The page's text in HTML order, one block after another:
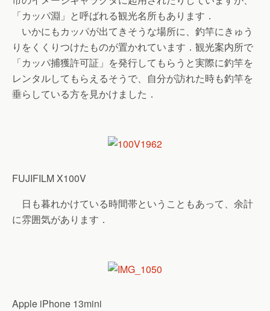
「カッパ淵」と呼ばれる観光名所もあります．
いかにもカッパが出てきそうな場所に、釣竿にきゅう
りをくくりつけたものが置かれています．観光案内所で
「カッパ捕獲許可証」を発行してもらうと実際に釣竿を
レンタルしてもらえるそうで、自分が訪れた時も釣竿を
垂らしている方を見かけました．
FUJIFILM X100V
日も暮れかけている時間帯ということもあって、余計
に雰囲気があります．
Apple iPhone 13mini